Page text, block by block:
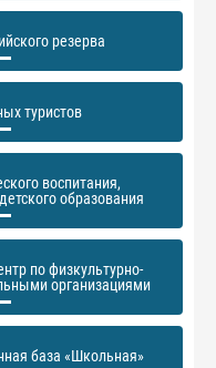
резерва
туристов
воспитания,
образования
по физкультурно-
организациями
база «Школьная»